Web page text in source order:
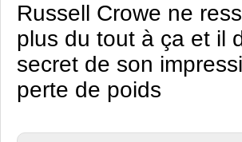
Russell Crowe ne
plus du tout à ça et il
secret de son
perte de poids